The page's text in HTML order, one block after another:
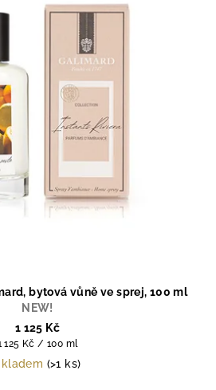
Juste un zeste, Galimard, bytová vůně ve sprej, 100 ml
NEW!
1 125 Kč
125 Kč / 100 ml
(>1 ks)